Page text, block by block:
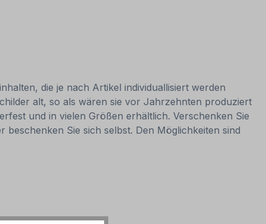
die je nach Artikel individuallisiert werden
alt, so als wären sie vor Jahrzehnten produziert
und in vielen Größen erhältlich. Verschenken Sie
Sie sich selbst. Den Möglichkeiten sind